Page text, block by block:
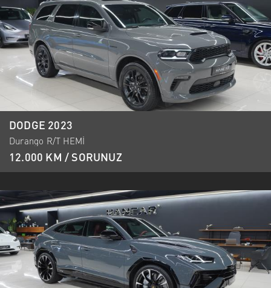
DODGE 2023
Durango R/T HEMİ
12.000 KM / SORUNUZ